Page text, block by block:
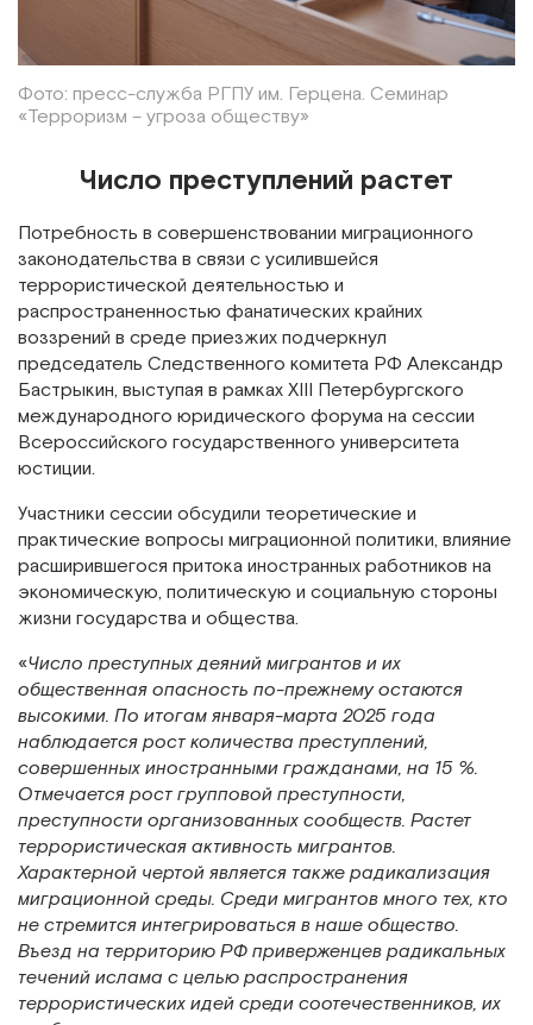
Фото: пресс-служба РГПУ им. Герцена. Семинар
«Терроризм – угроза обществу»
Число преступлений растет
Потребность в совершенствовании миграционного
законодательства в связи с усилившейся
террористической деятельностью и
распространенностью фанатических крайних
воззрений в среде приезжих подчеркнул
председатель Следственного комитета РФ Александр
Бастрыкин, выступая в рамках XIII Петербургского
международного юридического форума на сессии
Всероссийского государственного университета
юстиции.
Участники сессии обсудили теоретические и
практические вопросы миграционной политики, влияние
расширившегося притока иностранных работников на
экономическую, политическую и социальную стороны
жизни государства и общества.
«Число преступных деяний мигрантов и их
общественная опасность по-прежнему остаются
высокими. По итогам января-марта 2025 года
наблюдается рост количества преступлений,
совершенных иностранными гражданами, на 15 %.
Отмечается рост групповой преступности,
преступности организованных сообществ. Растет
террористическая активность мигрантов.
Характерной чертой является также радикализация
миграционной среды. Среди мигрантов много тех, кто
не стремится интегрироваться в наше общество.
Въезд на территорию РФ приверженцев радикальных
течений ислама с целью распространения
террористических идей среди соотечественников, их